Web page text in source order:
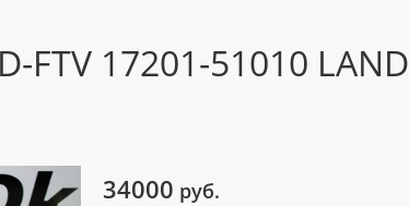
FTV 17201-51010 LAND
34000 руб.